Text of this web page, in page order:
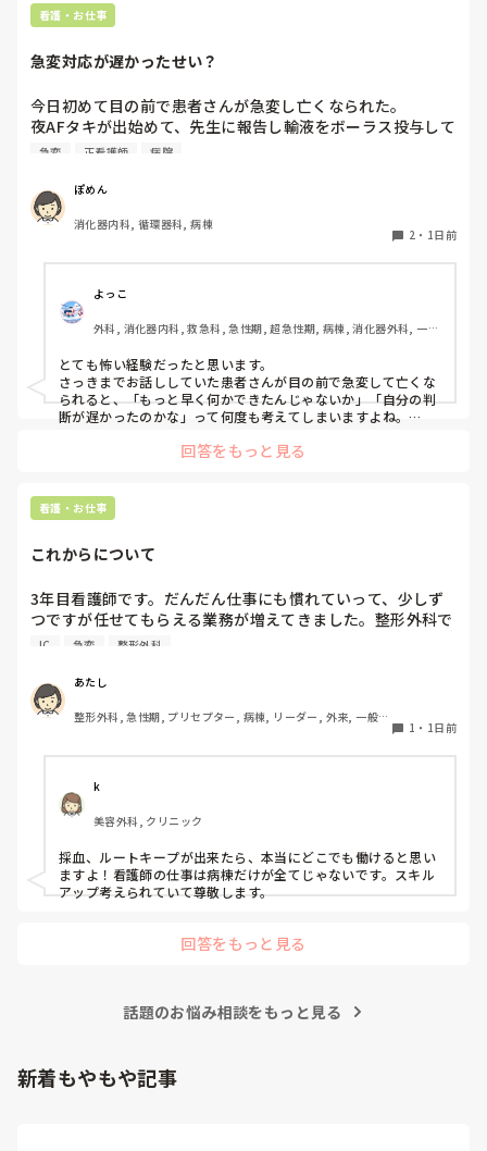
看護・お仕事
急変対応が遅かったせい？
今日初めて目の前で患者さんが急変し亡くなられた。
夜AFタキが出始めて、先生に報告し輸液をボーラス投与して
AF波形のままだったけど徐々にレートも落ち着いたし患者
またレートが上がり出したので先生に電話をかけた途端急に
VT波形に移行した。その後VF波形になって、今の今まで話
してた患者さんが目の前で痙攣して亡くなってしまった。
私の判断が遅かったから？DCが病棟に置いてなくてAEDで対
応したから？と、色々悩んでしまいます。
急変 正看護師 病院
ぽめん
消化器内科, 循環器科, 病棟
2 ・ 1日前
よっこ
外科, 消化器内科, 救急科, 急性期, 超急性期, 病棟, 消化器外科, 一般
とても怖い経験だったと思います。
さっきまでお話ししていた患者さんが目の前で急変して亡くな
られると、「もっと早く何かできたんじゃないか」「自分の判
断が遅かったのかな」って何度も考えてしまいますよね。
ただ、書かれている経過を見る限り、最初にAFが出た時点で先
ったとは限らないと思います。AFでも、血圧低下や意識障害な
ど循環が不安定な場合に緊急でDCを考えるので、落ち着いてい
だけが原因というより、心筋虚血や電解質異常など、背景に別
の原因があった可能性も考えられると思います。
VFになった後についても、AEDはVFやパルスレスVTに対して
いだったわけではないと思います。
文面を見る限り、AFに気づいて先生へ報告し、一度落ち着いた
後も観察を続け、また変化があった時には先生へ連絡されてい
振り返るのであれば、一人で「自分の判断が遅かった」と考え
るより、その時の血圧や症状、波形、採血などを先生やスタッ
フと一緒に確認してみると、何が起きていたのか少し整理でき
るかもしれません。
急変の後はどうしても「あの時こうしていたら」と考えてしま
うと思います。一人で抱え込まず、周りの方ともお話ししてく
回答をもっと見る
看護・お仕事
これからについて
3年目看護師です。だんだん仕事にも慣れていって、少しず
つですが任せてもらえる業務が増えてきました。整形外科で
働いていますが、たしかに高齢者が多い病棟ですがほぼ急変
にはつながらないんじゃないか、って思ってしまいます。で
も、循環器やICU、救命に移動する勇気もありません、、
IC 急変 整形外科
あたし
整形外科, 急性期, プリセプター, 病棟, リーダー, 外来, 一般病
1 ・ 1日前
k
美容外科, クリニック
採血、ルートキープが出来たら、本当にどこでも働けると思い
ますよ！看護師の仕事は病棟だけが全てじゃないです。スキル
アップ考えられていて尊敬します。
回答をもっと見る
話題のお悩み相談をもっと見る
新着もやもや記事